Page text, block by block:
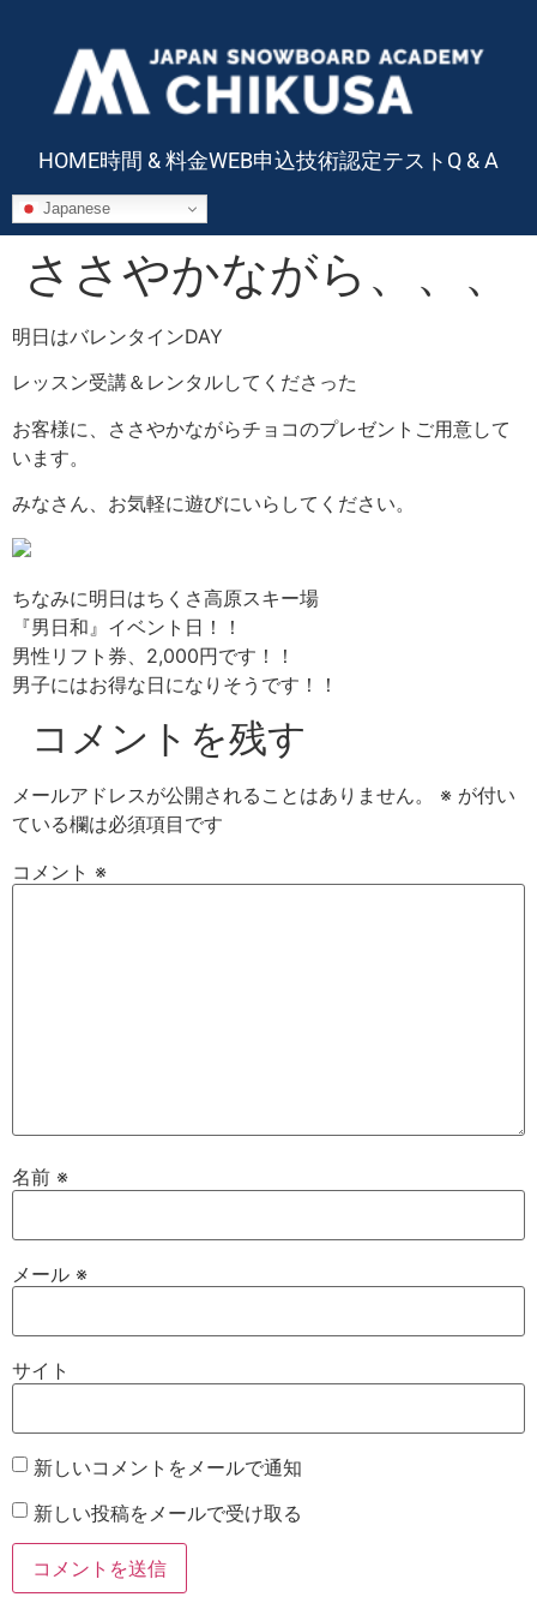
HOME時間 & 料金WEB申込技術認定テスト Q & A
Japanese
ささやかながら、、、
明日はバレンタインDAY
レッスン受講＆レンタルしてくださった
お客様に、ささやかながらチョコのプレゼントご用意して
います。
みなさん、お気軽に遊びにいらしてください。
ちなみに明日はちくさ高原スキー場
『男日和』イベント日！！
男性リフト券、2,000円です！！
男子にはお得な日になりそうです！！
コメントを残す
メールアドレスが公開されることはありません。 ※ が付い
ている欄は必須項目です
コメント ※
名前 ※
メール ※
サイト
新しいコメントをメールで通知
新しい投稿をメールで受け取る